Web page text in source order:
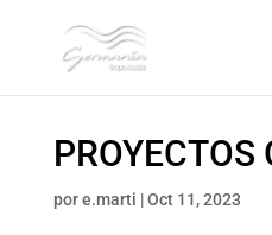
pore.marti |Oct 11, 2023